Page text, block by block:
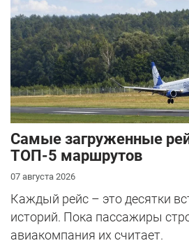
Самые загруженные
ТОП-5 маршрутов
07 августа 2026
Каждый рейс – это десятки
историй. Пока пассажиры
авиакомпания их считает.